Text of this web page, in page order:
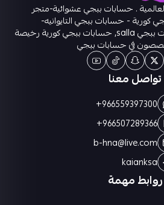
. حسابات ببجي عشوائية-متجر
- حسابات ببجي التايوانيه-
حسابات ببجي سله حسابات ببجي salla, حسابات ببجي كورية رخيصة
في حسابات ببجي
روابط مهمة
تواصل معنا
+966559397300
+966507289366
b-hna@live.com
kaianksa